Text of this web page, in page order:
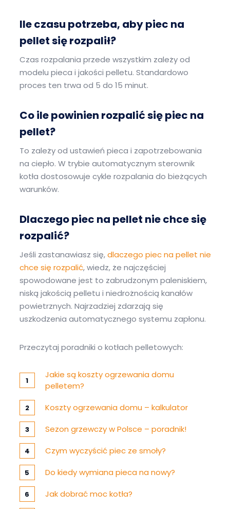
Ile czasu potrzeba, aby piec na
pellet się rozpalił?
Czas rozpalania przede wszystkim zależy od
modelu pieca i jakości pelletu. Standardowo
proces ten trwa od 5 do 15 minut.
Co ile powinien rozpalić się piec na
pellet?
To zależy od ustawień pieca i zapotrzebowania
na ciepło. W trybie automatycznym sterownik
kotła dostosowuje cykle rozpalania do bieżących
warunków.
Dlaczego piec na pellet nie chce się
rozpalić?
Jeśli zastanawiasz się,dlaczego piec na pellet nie
chce się rozpalić, wiedz, że najczęściej
spowodowane jest to zabrudzonym paleniskiem,
niską jakością pelletu i niedrożnością kanałów
powietrznych. Najrzadziej zdarzają się
uszkodzenia automatycznego systemu zapłonu.
Przeczytaj poradniki o kotłach pelletowych:
Jakie są koszty ogrzewania domu
pelletem?
Koszty ogrzewania domu – kalkulator
Sezon grzewczy w Polsce – poradnik!
Czym wyczyścić piec ze smoły?
Do kiedy wymiana pieca na nowy?
Jak dobrać moc kotła?